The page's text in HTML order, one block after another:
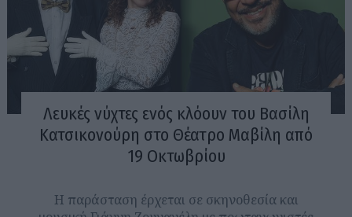
Λευκές νύχτες ενός κλόουν του Βασίλη
Κατσικονούρη στο Θέατρο Μαβίλη από
19 Οκτωβρίου
Η παράσταση έρχεται σε σκηνοθεσία και